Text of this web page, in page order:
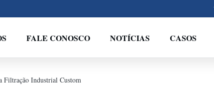
FALE CONOSCO NOTÍCIAS CASOS
Filtração Industrial Custom